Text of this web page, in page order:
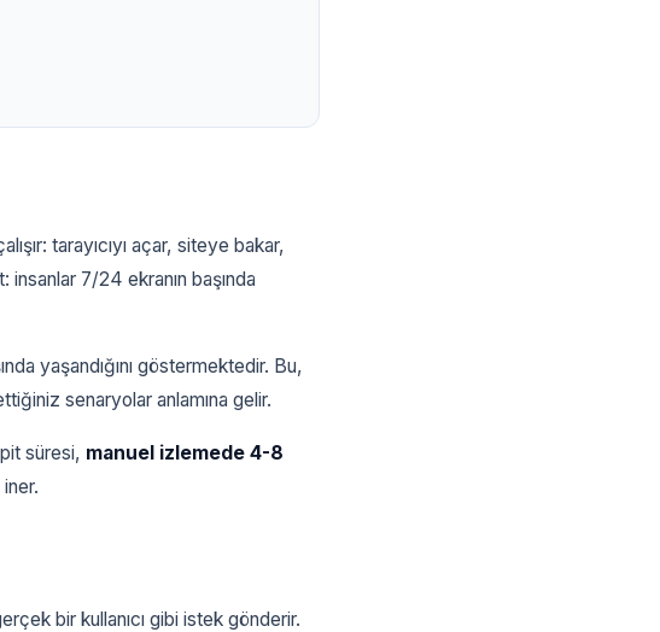
tarayıcıyı açar, siteye bakar,
insanlar 7/24 ekranın başında
yaşandığını göstermektedir. Bu,
senaryolar anlamına gelir.
süresi, manuel izlemede 4-8
bir kullanıcı gibi istek gönderir.